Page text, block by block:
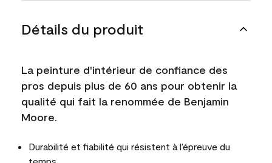
Détails du produit
La peinture d'intérieur de confiance des
pros depuis plus de 60 ans pour obtenir la
qualité qui fait la renommée de Benjamin
Moore.
Durabilité et fiabilité qui résistent à l’épreuve du
temps